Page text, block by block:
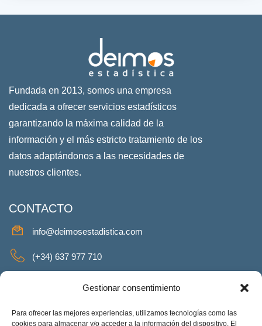
Gestionar consentimiento
Para ofrecer las mejores experiencias, utilizamos tecnologías como las
cookies para almacenar y/o acceder a la información del dispositivo. El
Fundada en 2013, somos una empresa
dedicada a ofrecer servicios estadísticos
garantizando la máxima calidad de la
información y el más estricto tratamiento de los
datos adaptándonos a las necesidades de
nuestros clientes.
CONTACTO
info@deimosestadistica.com
(+34) 637 977 710